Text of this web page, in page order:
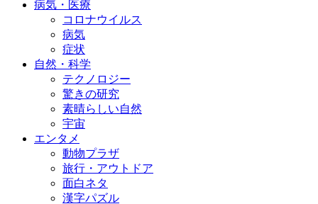
病気・医療
コロナウイルス
病気
症状
自然・科学
テクノロジー
驚きの研究
素晴らしい自然
宇宙
エンタメ
動物プラザ
旅行・アウトドア
面白ネタ
漢字パズル